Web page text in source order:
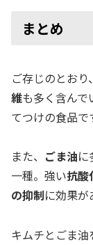
まとめ
ご存じのとおり、
維も多く含んで
てつけの食品で
また、 ごま油に
一種。強い抗酸
の抑制に効果が
キムチとごま